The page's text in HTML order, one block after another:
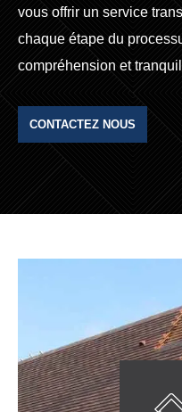
vous offrir un service
chaque étape du
compréhension et
CONTACTEZ NOUS